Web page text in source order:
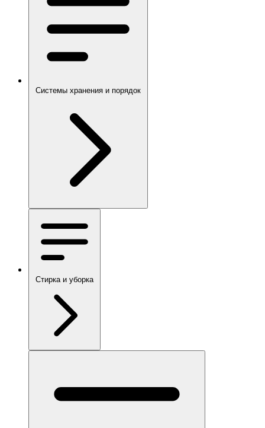
Системы хранения и порядок
Стирка и уборка